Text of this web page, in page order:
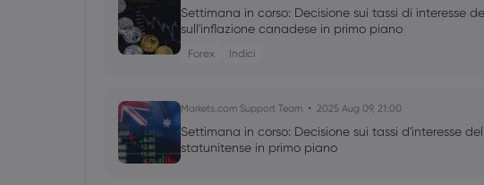
Settimana in corso: Decisione sui tassi di interesse
sull'inflazione canadese in primo piano
Forex Indici
Markets.com Support Team 2025 Aug 09, 21:00
Settimana in corso: Decisione sui tassi d'interesse
statunitense in primo piano